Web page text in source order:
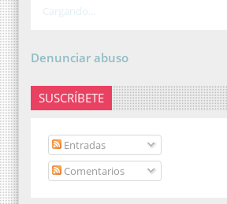
Cargando...
Denunciar abuso
SUSCRÍBETE
Entradas
Comentarios